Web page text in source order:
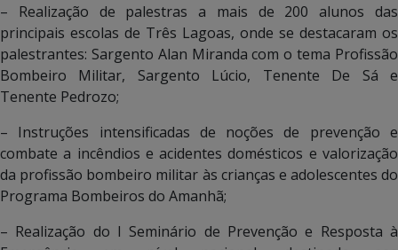
– Realização de palestras a mais de 200 alunos das
principais escolas de Três Lagoas, onde se destacaram os
palestrantes: Sargento Alan Miranda com o tema Profissão
Bombeiro Militar, Sargento Lúcio, Tenente De Sá e
Tenente Pedrozo;
– Instruções intensificadas de noções de prevenção e
combate a incêndios e acidentes domésticos e valorização
da profissão bombeiro militar às crianças e adolescentes do
Programa Bombeiros do Amanhã;
– Realização do I Seminário de Prevenção e Resposta à